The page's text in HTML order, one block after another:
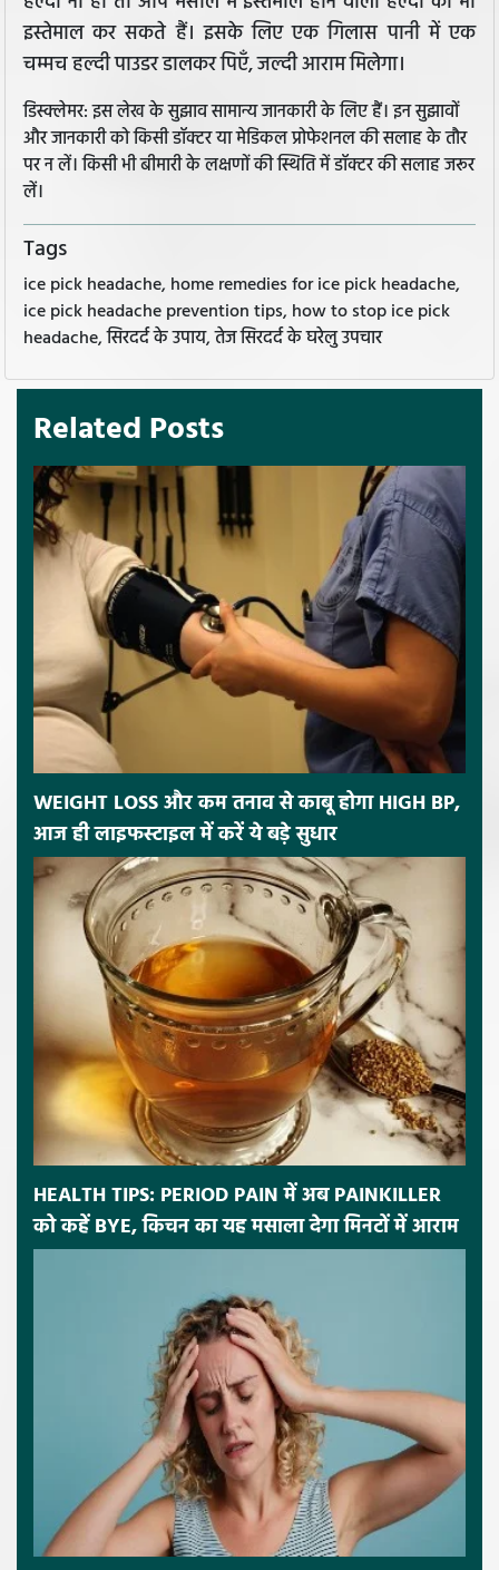
इस्तेमाल कर सकते हैं। इसके लिए एक गिलास पानी में एक
चम्मच हल्दी पाउडर डालकर पिएँ, जल्दी आराम मिलेगा।
डिस्क्लेमर: इस लेख के सुझाव सामान्य जानकारी के लिए हैं। इन सुझावों
और जानकारी को किसी डॉक्टर या मेडिकल प्रोफेशनल की सलाह के तौर
पर न लें। किसी भी बीमारी के लक्षणों की स्थिति में डॉक्टर की सलाह जरूर
लें।
Tags
ice pick headache, home remedies for ice pick headache,
ice pick headache prevention tips, how to stop ice pick
headache, सिरदर्द के उपाय, तेज सिरदर्द के घरेलु उपचार
Related Posts
WEIGHT LOSS और कम तनाव से काबू होगा HIGH BP,
आज ही लाइफस्टाइल में करें ये बड़े सुधार
HEALTH TIPS: PERIOD PAIN में अब PAINKILLER
को कहें BYE, किचन का यह मसाला देगा मिनटों में आराम